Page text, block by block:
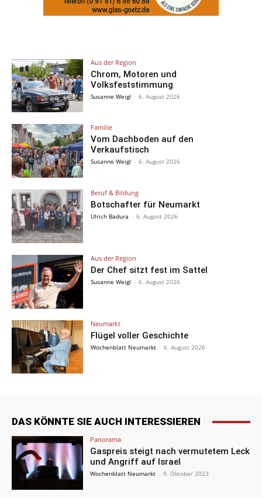
Aus der Region
Chrom, Motoren und
Volksfeststimmung
Susanne Weigl - 6. August 2026
Familie
Vom Dachboden auf den
Verkaufstisch
Susanne Weigl - 6. August 2026
Beruf & Bildung
Botschafter für Neumarkt
Ulrich Badura - 6. August 2026
Aus der Region
Der Chef sitzt fest im Sattel
Susanne Weigl - 6. August 2026
Neumarkt
Flügel voller Geschichte
Wochenblatt Neumarkt - 6. August 2026
DAS KÖNNTE SIE AUCH INTERESSIEREN
Panorama
Gaspreis steigt nach vermutetem Leck
und Angriff auf Israel
Wochenblatt Neumarkt - 9. Oktober 2023